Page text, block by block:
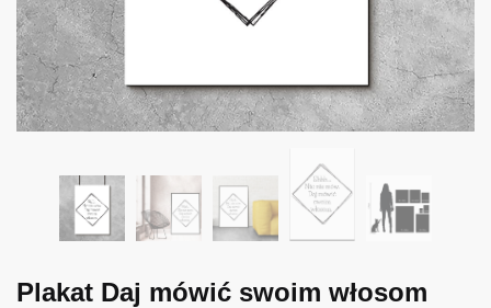
Plakat Daj mówić swoim włosom